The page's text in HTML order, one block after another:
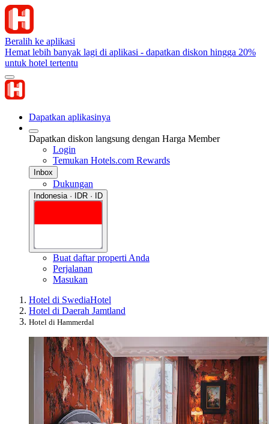
Beralih ke aplikasi
Hemat lebih banyak lagi di aplikasi - dapatkan diskon hingga 20%
untuk hotel tertentu
Dapatkan aplikasinya
Dapatkan diskon langsung dengan Harga Member
Login
Temukan Hotels.com Rewards
Inbox
Dukungan
Indonesia · IDR · ID
Buat daftar properti Anda
Perjalanan
Masukan
Hotel di SwediaHotel
Hotel di Daerah Jamtland
Hotel di Hammerdal